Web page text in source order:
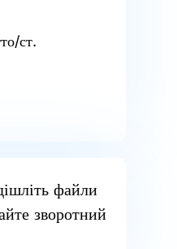
ст.
файли
зворотний